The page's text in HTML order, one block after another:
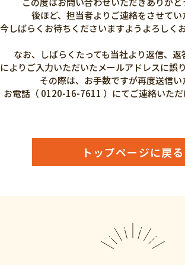
後ほど、担当者よりご連絡をさせてい
今しばらくお待ちくださいますようよろしく
なお、しばらくたっても当社より返信、返
よりご入力いただいたメールアドレスに誤
その際は、お手数ですが再度送信い
お電話（ 0120-16-7611 ）にてご連絡いただ
トップページに戻る